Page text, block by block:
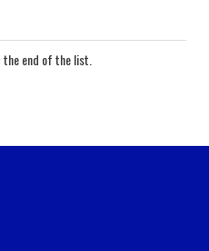
the end of the list.